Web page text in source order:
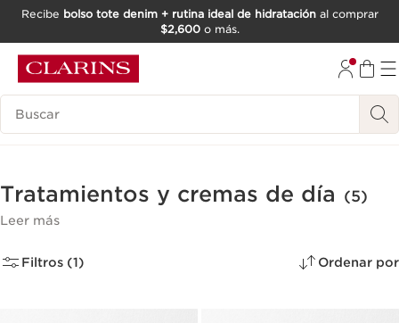
IR AL PIE DE PÁGINA
Recibe bolso tote denim + rutina ideal de hidrataciónal comprar
$2,600o más.
Buscar
Tratamientos y cremas de día (5)
Leer más
Filtros (1) Ordenar por